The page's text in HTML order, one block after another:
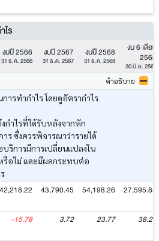
ไร
งบปี 2566
31 ธ.ค. 2566
งบปี 2567
31 ธ.ค. 2567
งบปี 2568
31 ธ.ค. 2568
งบ 6 เดือน
2568
30 มิ.ย. 2568
คำอธิบาย
ารทำกำไร โดยดูอัตรากำไร
กำไรที่ได้รับหลังจากหัก
ซึ่งควรพิจารณาว่ารายได้
ริการมีการเปลี่ยนแปลงใน
อไม่ และมีผลกระทบต่อ
42,218.22 43,790.45 54,198.26 27,595.85
-15.78 3.72 23.77 38.27